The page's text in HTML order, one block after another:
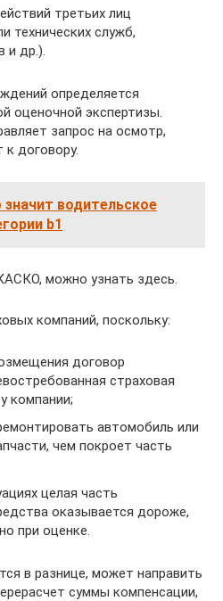
третьих лиц
технических служб,
и др.).
определяется
оценочной экспертизы.
запрос на осмотр,
к договору.
значит водительское
b1
можно узнать здесь.
компаний, поскольку:
договор
страховая
компании;
автомобиль или
чем покроет часть
целая часть
оказывается дороже,
при оценке.
в разнице, может направить
суммы компенсации,